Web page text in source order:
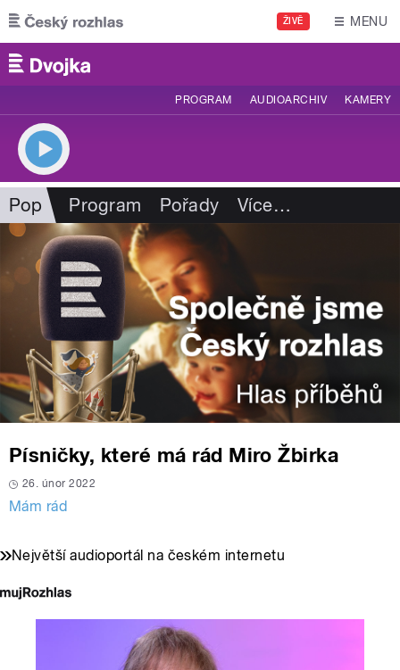
Přejít k hlavnímu obsahu
ŽIVĚ MENU
PROGRAM AUDIOARCHIV KAMERY
Pop Program Pořady Více…
Písničky, které má rád Miro Žbirka
26. únor 2022
Mám rád
Největší audioportál na českém internetu